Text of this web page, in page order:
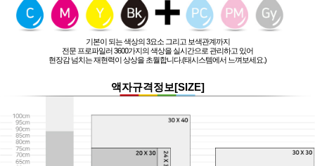
기본이 되는 색상의 3요소 그리고 보색관계까지
전문 프로파일러 3600가지의 색상을 실시간으로 관리하고 있어
현장감 넘치는 재현력이 상상을 초월합니다.(태시스템에서 느껴보세요.)
액자규격정보[SIZE]